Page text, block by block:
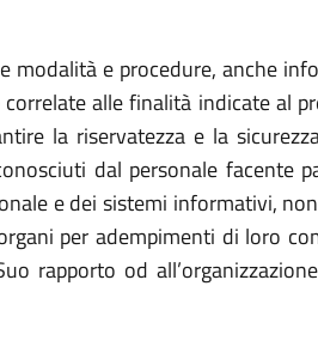
e procedure, anche
alle finalità indicate al
la riservatezza e la
dal personale facente
e dei sistemi informativi,
per adempimenti di loro
rapporto od